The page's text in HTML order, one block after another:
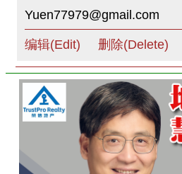
Yuen77979@gmail.com
编辑(Edit) 删除(Delete)